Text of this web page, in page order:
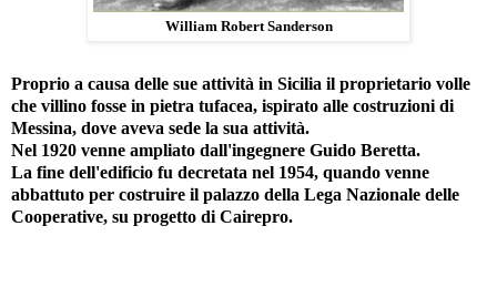
William Robert Sanderson
Proprio a causa delle sue attività in Sicilia il proprietario volle
che villino fosse in pietra tufacea, ispirato alle costruzioni di
Messina, dove aveva sede la sua attività.
Nel 1920 venne ampliato dall'ingegnere Guido Beretta.
La fine dell'edificio fu decretata nel 1954, quando venne
abbattuto per costruire il palazzo della Lega Nazionale delle
Cooperative, su progetto di Cairepro.